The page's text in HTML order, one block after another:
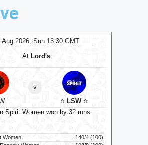
Aug 2026, Sun 13:30 GMT
At Lord's
v
⭐ LSW ⭐
Spirit Women won by 32 runs
Women
140/4 (100)